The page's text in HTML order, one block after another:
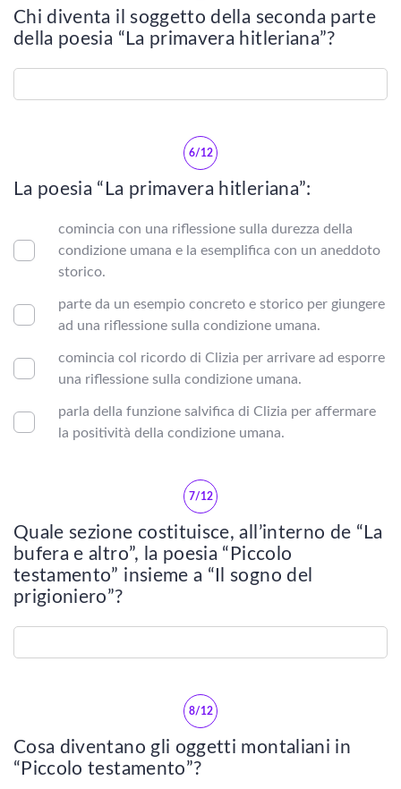
Vedi tutti
Ottocento
Rinascimento
Settecento
Duecento
Trecento
NOVECENTO
Vedi tutti
EUGENIO MONTALE
Chi diventa il soggetto della seconda parte
della poesia “La primavera hitleriana”?
6/12
La poesia “La primavera hitleriana”:
comincia con una riflessione sulla durezza della
condizione umana e la esemplifica con un aneddoto
storico.
parte da un esempio concreto e storico per giungere
ad una riflessione sulla condizione umana.
comincia col ricordo di Clizia per arrivare ad esporre
una riflessione sulla condizione umana.
parla della funzione salvifica di Clizia per affermare
la positività della condizione umana.
7/12
Quale sezione costituisce, all’interno de “La
bufera e altro”, la poesia “Piccolo
testamento” insieme a “Il sogno del
prigioniero”?
8/12
Cosa diventano gli oggetti montaliani in
“Piccolo testamento”?